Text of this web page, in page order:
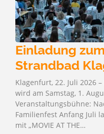
Einladung
Strandbad
Klagenfurt, 22. Juli 2026
wird am Samstag, 1.
Veranstaltungsbühne:
Familienfest Anfang Juli
mit „MOVIE AT THE…